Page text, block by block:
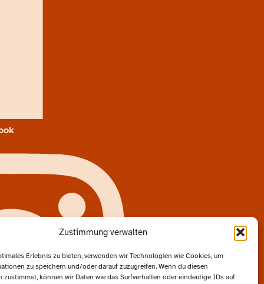
Zustimmung verwalten
Erlebnis zu bieten, verwenden wir Technologien wie Cookies, um
zu speichern und/oder darauf zuzugreifen. Wenn du diesen
zustimmst, können wir Daten wie das Surfverhalten oder eindeutige IDs auf